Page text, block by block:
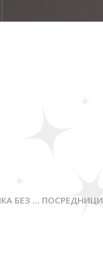
БЕЗ ... ПОСРЕДНИЦИ